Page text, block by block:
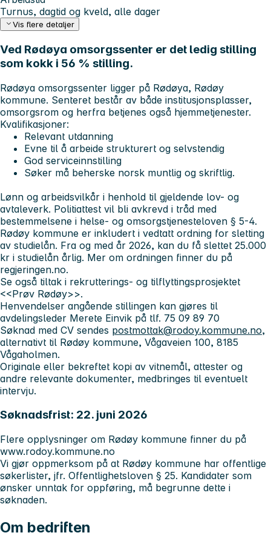
Turnus, dagtid og kveld, alle dager
Vis flere detaljer
Ved Rødøya omsorgssenter er det ledig stilling
som kokk i 56 % stilling.
Rødøya omsorgssenter ligger på Rødøya, Rødøy
kommune. Senteret består av både institusjonsplasser,
omsorgsrom og herfra betjenes også hjemmetjenester.
Kvalifikasjoner:
Relevant utdanning
Evne til å arbeide strukturert og selvstendig
God serviceinnstilling
Søker må beherske norsk muntlig og skriftlig.
Lønn og arbeidsvilkår i henhold til gjeldende lov- og
avtaleverk. Politiattest vil bli avkrevd i tråd med
bestemmelsene i helse- og omsorgstjenesteloven § 5-4.
Rødøy kommune er inkludert i vedtatt ordning for sletting
av studielån. Fra og med år 2026, kan du få slettet 25.000
kr i studielån årlig. Mer om ordningen finner du på
regjeringen.no.
Se også tiltak i rekrutterings- og tilflyttingsprosjektet
<<Prøv Rødøy>>.
Henvendelser angående stillingen kan gjøres til
avdelingsleder Merete Einvik på tlf. 75 09 89 70
Søknad med CV sendes postmottak@rodoy.kommune.no,
alternativt til Rødøy kommune, Vågaveien 100, 8185
Vågaholmen.
Originale eller bekreftet kopi av vitnemål, attester og
andre relevante dokumenter, medbringes til eventuelt
intervju.
Søknadsfrist: 22. juni 2026
Flere opplysninger om Rødøy kommune finner du på
www.rodoy.kommune.no
Vi gjør oppmerksom på at Rødøy kommune har offentlige
søkerlister, jfr. Offentlighetsloven § 25. Kandidater som
ønsker unntak for oppføring, må begrunne dette i
søknaden.
Om bedriften